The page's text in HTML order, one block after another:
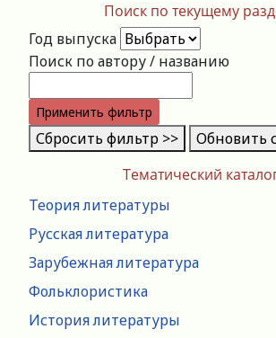
Тематический
Теория литературы
Русская литература
Зарубежная литература
Фольклористика
История литературы
Поиск по текущему
Год выпуска
Поиск по автору / названию
Применить фильтр
Сбросить фильтр >> Обновить